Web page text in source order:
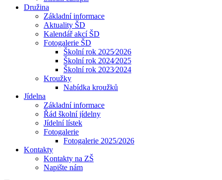
Družina
Základní informace
Aktuality ŠD
Kalendář akcí ŠD
Fotogalerie ŠD
Školní rok 2025⁄2026
Školní rok 2024⁄2025
Školní rok 2023⁄2024
Kroužky
Nabídka kroužků
Jídelna
Základní informace
Řád školní jídelny
Jídelní lístek
Fotogalerie
Fotogalerie 2025/2026
Kontakty
Kontakty na ZŠ
Napište nám